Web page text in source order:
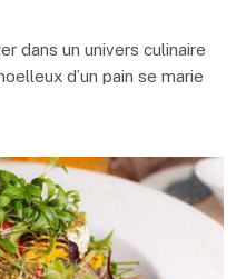
dans un univers culinaire
d’un pain se marie